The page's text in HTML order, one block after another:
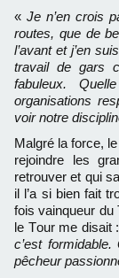
«Je n’en crois
routes, que de
l’avant et j’en
travail de gars
fabuleux.
organisations
voir notre
Malgré la force,
rejoindre les
retrouver et qui
il l’a si bien fait
fois vainqueur du
le Tour me disait
c’est
pêcheur